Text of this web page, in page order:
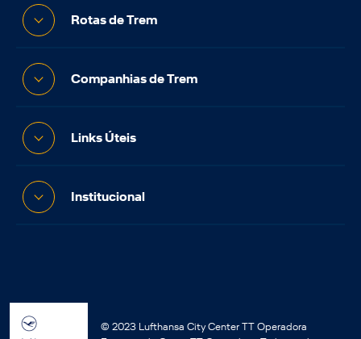
Rotas de Trem
Companhias de Trem
Links Úteis
Institucional
© 2023 Lufthansa City Center TT Operadora